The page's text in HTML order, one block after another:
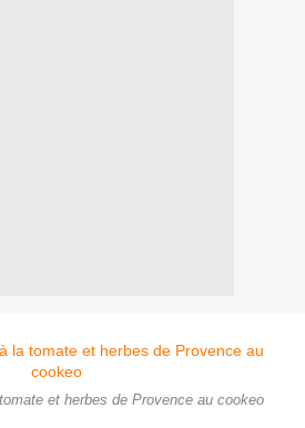
et herbes de Provence au cookeo